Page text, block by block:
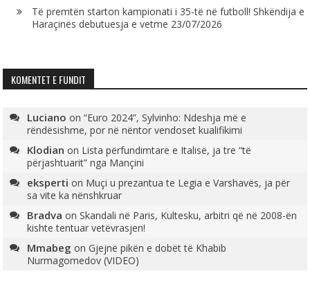
Të premtën starton kampionati i 35-të në futboll! Shkëndija e
Haraçinës debutuesja e vetme 23/07/2026
KOMENTET E FUNDIT
Luciano on“Euro 2024”, Sylvinho: Ndeshja më e
rëndësishme, por në nëntor vendoset kualifikimi
Klodian on Lista përfundimtare e Italisë, ja tre “të
përjashtuarit” nga Mançini
eksperti on Muçi u prezantua te Legia e Varshavës, ja për
sa vite ka nënshkruar
Bradva onSkandali në Paris, Kultesku, arbitri që në 2008-ën
kishte tentuar vetëvrasjen!
Mmabeg onGjejnë pikën e dobët të Khabib
Nurmagomedov (VIDEO)